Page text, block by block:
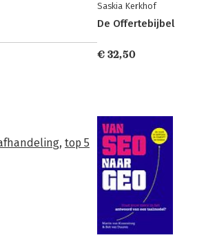
, top 5
Saskia Kerkhof
De Offertebijbel
€ 32,50